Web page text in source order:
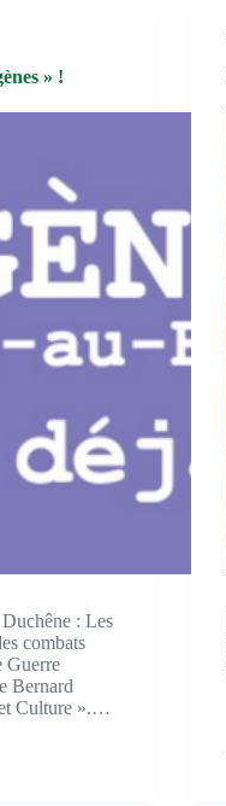
» !
: Les
combats
Guerre
Bernard
Culture ».…